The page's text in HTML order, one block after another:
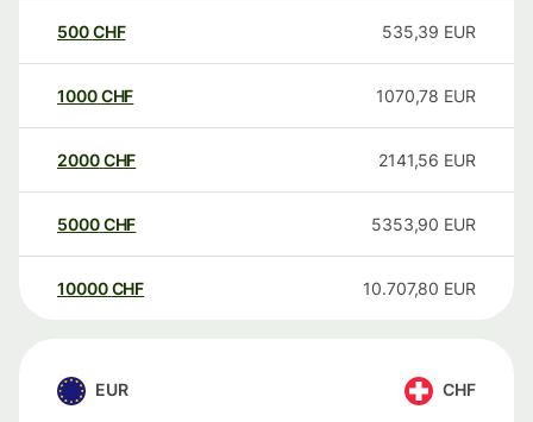
500CHF 535,39 EUR
1000CHF 1070,78 EUR
2000CHF 2141,56 EUR
5000CHF 5353,90 EUR
10000 CHF 10.707,80 EUR
EUR CHF